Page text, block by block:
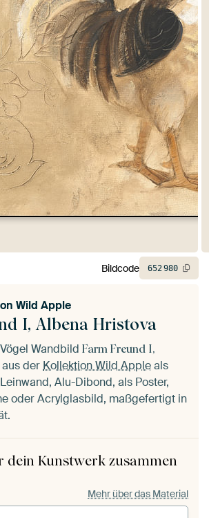
I, Albena Hristova
Wild Apple
Wandbild Farm Freund I,
aus derKollektion Wild Appleals
Alu-Dibond, als Poster,
oder Acrylglasbild, maßgefertigt in
dein Kunstwerk zusammen
Mehr über das Material
Bildcode 652980